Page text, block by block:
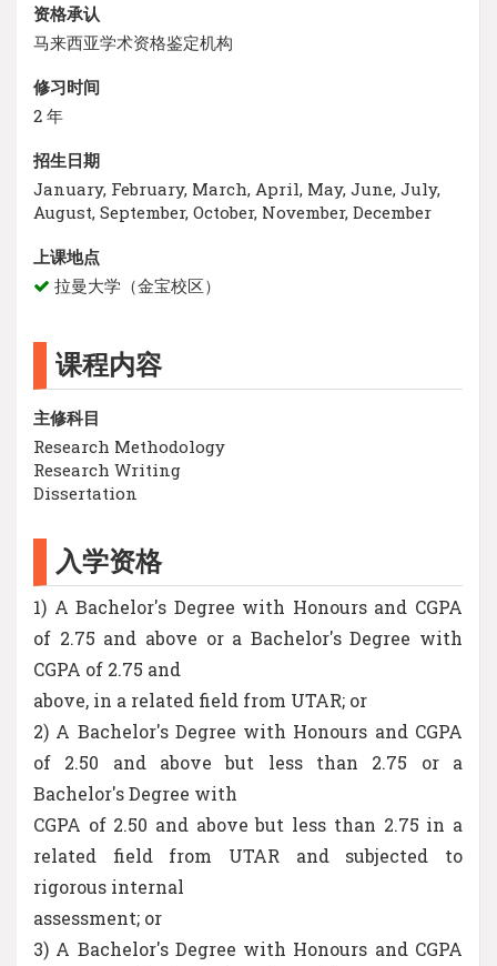
资格承认
马来西亚学术资格鉴定机构
修习时间
2 年
招生日期
January, February, March, April, May, June, July,
August, September, October, November, December
上课地点
拉曼大学（金宝校区）
课程内容
主修科目
Research Methodology
Research Writing
Dissertation
入学资格
1) A Bachelor's Degree with Honours and CGPA
of 2.75 and above or a Bachelor's Degree with
CGPA of 2.75 and
above, in a related field from UTAR; or
2) A Bachelor's Degree with Honours and CGPA
of 2.50 and above but less than 2.75 or a
Bachelor's Degree with
CGPA of 2.50 and above but less than 2.75 in a
related field from UTAR and subjected to
rigorous internal
assessment; or
3) A Bachelor's Degree with Honours and CGPA